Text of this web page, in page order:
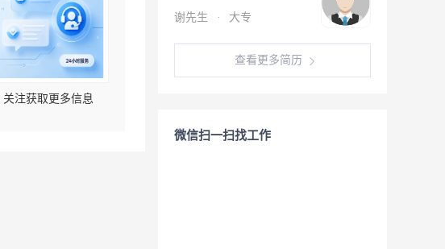
关注获取更多信息
谢先生 · 大专
查看更多简历
微信扫一扫找工作